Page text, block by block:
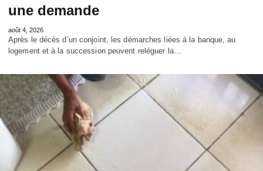
une demande
août 4, 2026
Après le décès d’un conjoint, les démarches liées à la banque, au
logement et à la succession peuvent reléguer la…